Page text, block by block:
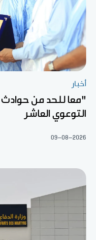
أخبار
"معا للحد من
التوعوي العاشر
09-08-2026